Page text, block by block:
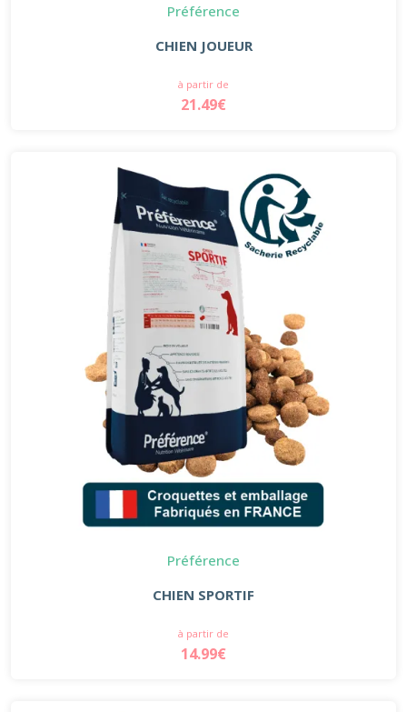
Préférence
CHIEN JOUEUR
à partir de
21.49€
Préférence
CHIEN SPORTIF
à partir de
14.99€